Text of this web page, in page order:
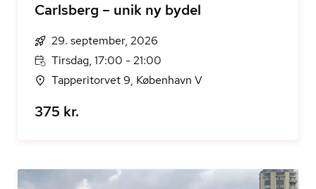
Carlsberg – unik ny bydel
29. september, 2026
Tirsdag, 17:00 - 21:00
Tapperitorvet 9, København V
375 kr.